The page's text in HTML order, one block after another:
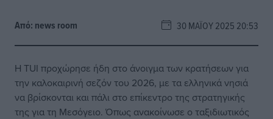
Από: news room 30 ΜΑΪ́ΟΥ 2025 20:53
Η TUI προχώρησε ήδη στο άνοιγμα των κρατήσεων για
την καλοκαιρινή σεζόν του 2026, με τα ελληνικά νησιά
να βρίσκονται και πάλι στο επίκεντρο της στρατηγικής
της για τη Μεσόγειο. Όπως ανακοίνωσε ο ταξιδιωτικός